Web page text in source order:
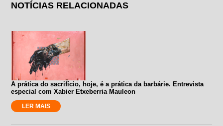
NOTÍCIAS RELACIONADAS
A prática do sacrifício, hoje, é a prática da barbárie. Entrevista
especial com Xabier Etxeberria Mauleon
LER MAIS